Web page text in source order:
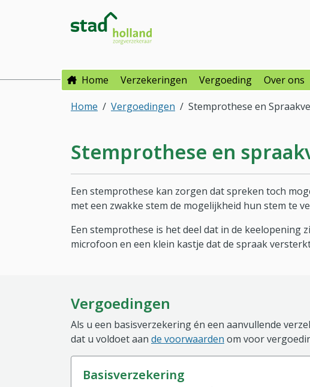
Direct naar hoofdinhoud
Direct naar hoofdmenu
Home Verzekeringen Vergoeding Over ons
Home
Vergoedingen Stemprothese en
Stemprothese en
Een stemprothese kan zorgen dat spreken toch
met een zwakke stem de mogelijkheid hun stem te
Een stemprothese is het deel dat in de
microfoon en een klein kastje dat de spraak
Vergoedingen
Als u een basisverzekering én een aanvullende
dat u voldoet aan de voorwaarden om voor
basisverzekering